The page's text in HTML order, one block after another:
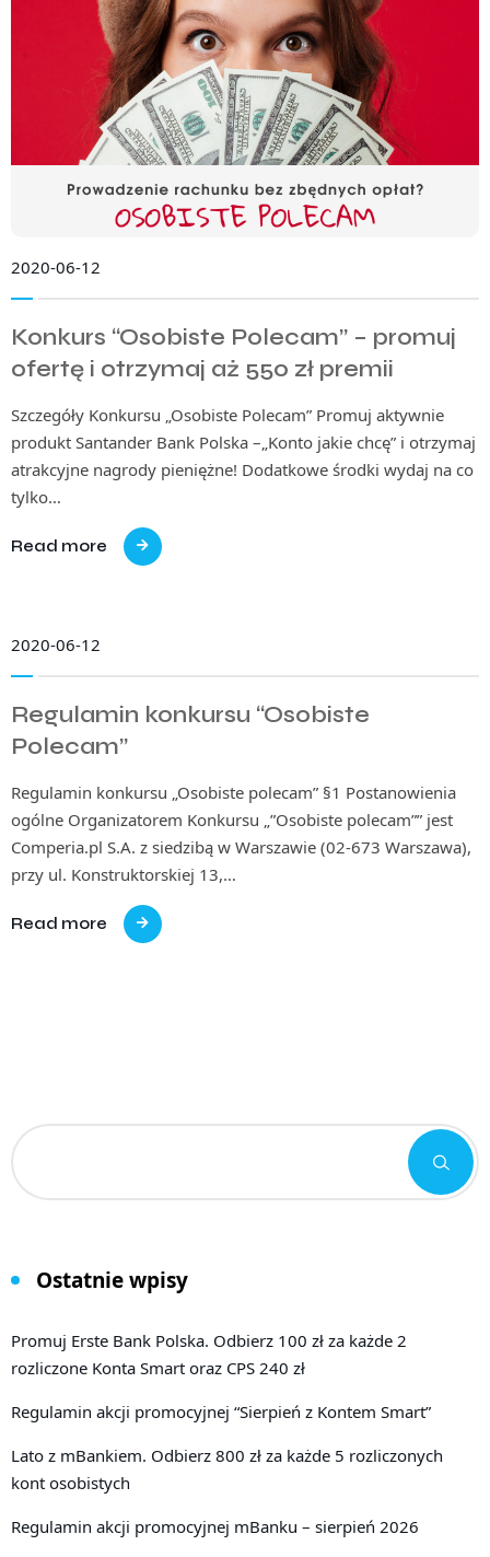
2020-06-12
Konkurs “Osobiste Polecam” – promuj
ofertę i otrzymaj aż 550 zł premii
Szczegóły Konkursu „Osobiste Polecam” Promuj aktywnie
produkt Santander Bank Polska –„Konto jakie chcę” i otrzymaj
atrakcyjne nagrody pieniężne! Dodatkowe środki wydaj na co
tylko…
Read more
2020-06-12
Regulamin konkursu “Osobiste
Polecam”
Regulamin konkursu „Osobiste polecam” §1 Postanowienia
ogólne Organizatorem Konkursu „”Osobiste polecam”” jest
Comperia.pl S.A. z siedzibą w Warszawie (02-673 Warszawa),
przy ul. Konstruktorskiej 13,…
Read more
Ostatnie wpisy
Promuj Erste Bank Polska. Odbierz 100 zł za każde 2
rozliczone Konta Smart oraz CPS 240 zł
Regulamin akcji promocyjnej “Sierpień z Kontem Smart”
Lato z mBankiem. Odbierz 800 zł za każde 5 rozliczonych
kont osobistych
Regulamin akcji promocyjnej mBanku – sierpień 2026